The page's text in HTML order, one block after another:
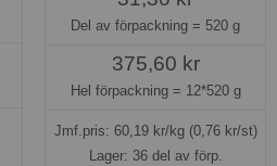
Del av förpackning = 520 g
375,60 kr
Hel förpackning = 12*520 g
Jmf.pris: 60,19kr/kg (0,76 kr/st)
Lager: 36 del av förp.